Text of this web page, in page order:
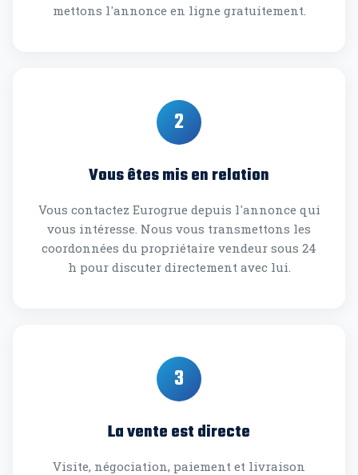
mettons l'annonce en ligne gratuitement.
2
Vous êtes mis en relation
Vous contactez Eurogrue depuis l'annonce qui
vous intéresse. Nous vous transmettons les
coordonnées du propriétaire vendeur sous 24
h pour discuter directement avec lui.
3
La vente est directe
Visite, négociation, paiement et livraison